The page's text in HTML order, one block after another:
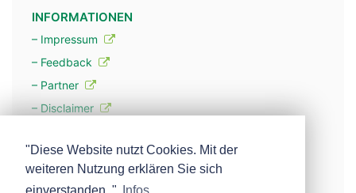
INFORMATIONEN
– Impressum
– Feedback
– Partner
– Disclaimer
– Werbung
"Diese Website nutzt Cookies. Mit der
weiteren Nutzung erklären Sie sich